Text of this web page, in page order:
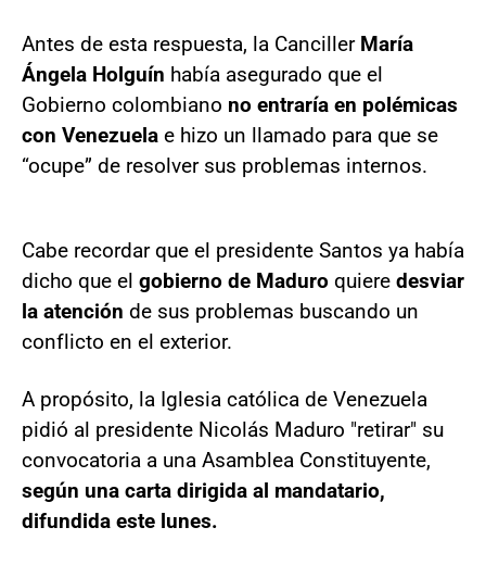
Antes de esta respuesta, la Canciller María
Ángela Holguín había asegurado que el
Gobierno colombiano no entraría en polémicas
con Venezuela e hizo un llamado para que se
“ocupe” de resolver sus problemas internos.
Cabe recordar que el presidente Santos ya había
dicho que el gobierno de Maduro quiere desviar
la atención de sus problemas buscando un
conflicto en el exterior.
A propósito, la Iglesia católica de Venezuela
pidió al presidente Nicolás Maduro "retirar" su
convocatoria a una Asamblea Constituyente,
según una carta dirigida al mandatario,
difundida este lunes.